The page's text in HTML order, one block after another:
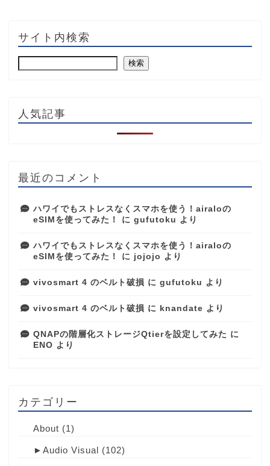
サイト内検索
検索
人気記事
最近のコメント
ハワイでもストレスなくスマホを使う！airaloの
eSIMを使ってみた！
に gufutoku より
ハワイでもストレスなくスマホを使う！airaloの
eSIMを使ってみた！
に jojojo より
vivosmart 4 のベルト破損 に gufutoku より
vivosmart 4 のベルト破損 に knandate より
QNAPの階層化ストレージQtierを設定してみた に
ENO より
カテゴリー
About (1)
► Audio Visual (102)